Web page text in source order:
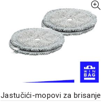
Jastučići-mopovi za brisanje